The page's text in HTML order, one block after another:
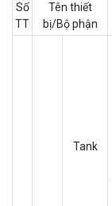
Số
TT
Tên thiết
bị/Bộ phận
Tank